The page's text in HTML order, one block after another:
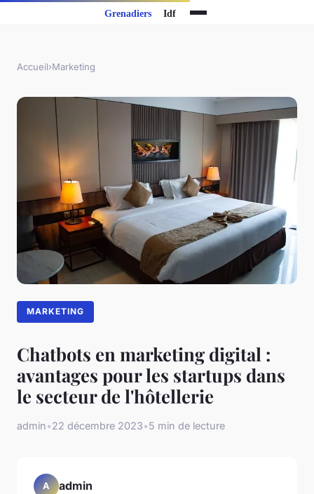
Accueil›Marketing
MARKETING
Chatbots en marketing digital :
avantages pour les startups dans
le secteur de l'hôtellerie
admin•22 décembre 2023•5 min de lecture
A admin